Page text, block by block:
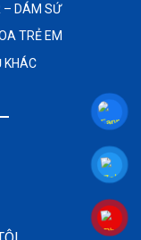
– DÁM SỨ
TRẺ EM
KHÁC